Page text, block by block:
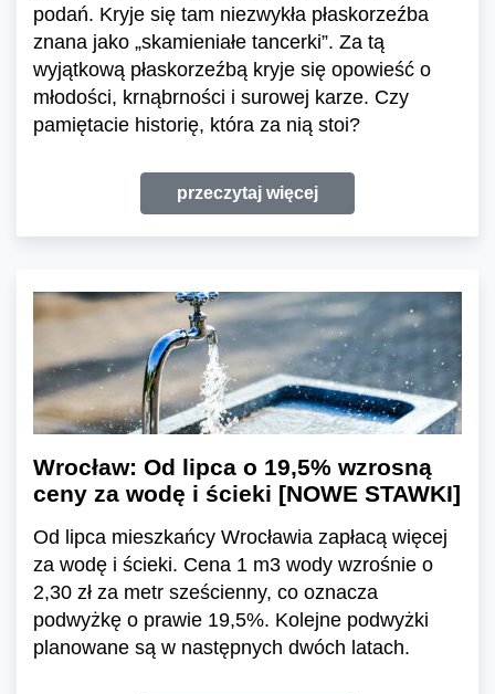
podań. Kryje się tam niezwykła płaskorzeźba
znana jako „skamieniałe tancerki”. Za tą
wyjątkową płaskorzeźbą kryje się opowieść o
młodości, krnąbrności i surowej karze. Czy
pamiętacie historię, która za nią stoi?
przeczytaj więcej
Wrocław: Od lipca o 19,5% wzrosną
ceny za wodę i ścieki [NOWE STAWKI]
Od lipca mieszkańcy Wrocławia zapłacą więcej
za wodę i ścieki. Cena 1 m3 wody wzrośnie o
2,30 zł za metr sześcienny, co oznacza
podwyżkę o prawie 19,5%. Kolejne podwyżki
planowane są w następnych dwóch latach.